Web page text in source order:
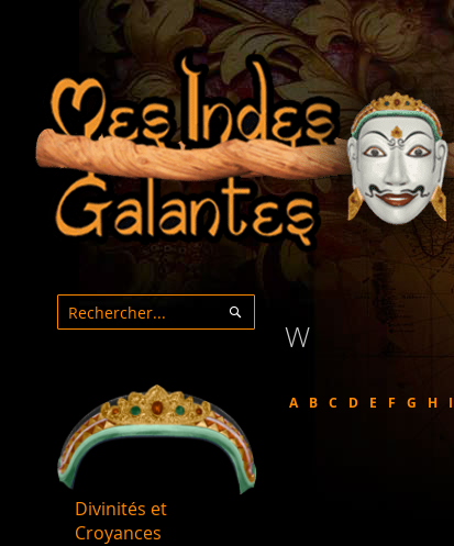
W
A B C D E F G H I
Rechercher Rechercher
Divinités et
Croyances